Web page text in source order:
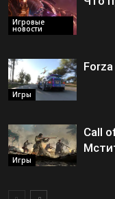
Игровые
новости
Игры
Игры
Call